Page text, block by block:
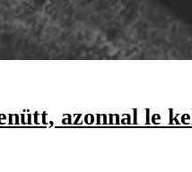
azonnal le